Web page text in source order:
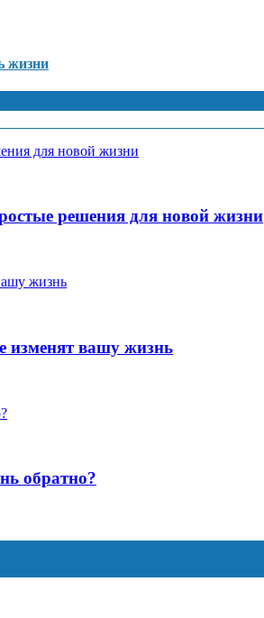
жизни
решения для новой жизни
изменят вашу жизнь
обратно?